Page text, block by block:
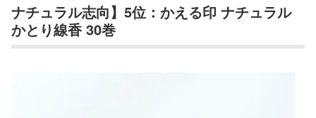
ナチュラル志向】5位：かえる印 ナチュラル
かとり線香 30巻